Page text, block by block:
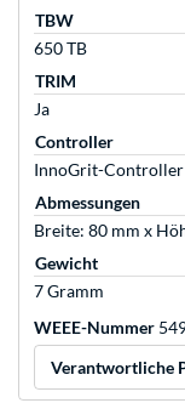
TBW
650 TB
TRIM
Ja
Controller
InnoGrit-Controller
Abmessungen
Breite: 80 mm x
Gewicht
7 Gramm
WEEE-Nummer
Verantwortliche